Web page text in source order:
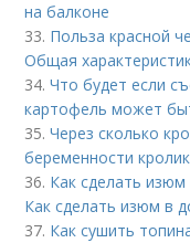
на балконе
33. Польза красной
Общая
34.Что будет если
картофель может
35.Через сколько
беременности
36. Как сделать
Как сделать изюм в
37. Как сушить